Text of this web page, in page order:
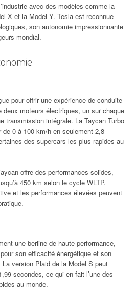
avec des modèles comme la
X et la Model Y. Tesla est reconnue
son autonomie impressionnante
mondial.
pour offrir une expérience de conduite
moteurs électriques, un sur chaque
transmission intégrale. La Taycan Turbo
0 à 100 km/h en seulement 2,8
des supercars les plus rapides au
offre des performances solides,
450 km selon le cycle WLTP.
et les performances élevées peuvent
une berline de haute performance,
son efficacité énergétique et son
version Plaid de la Model S peut
secondes, ce qui en fait l’une des
au monde.